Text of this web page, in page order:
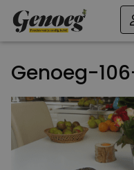
Genoeg-